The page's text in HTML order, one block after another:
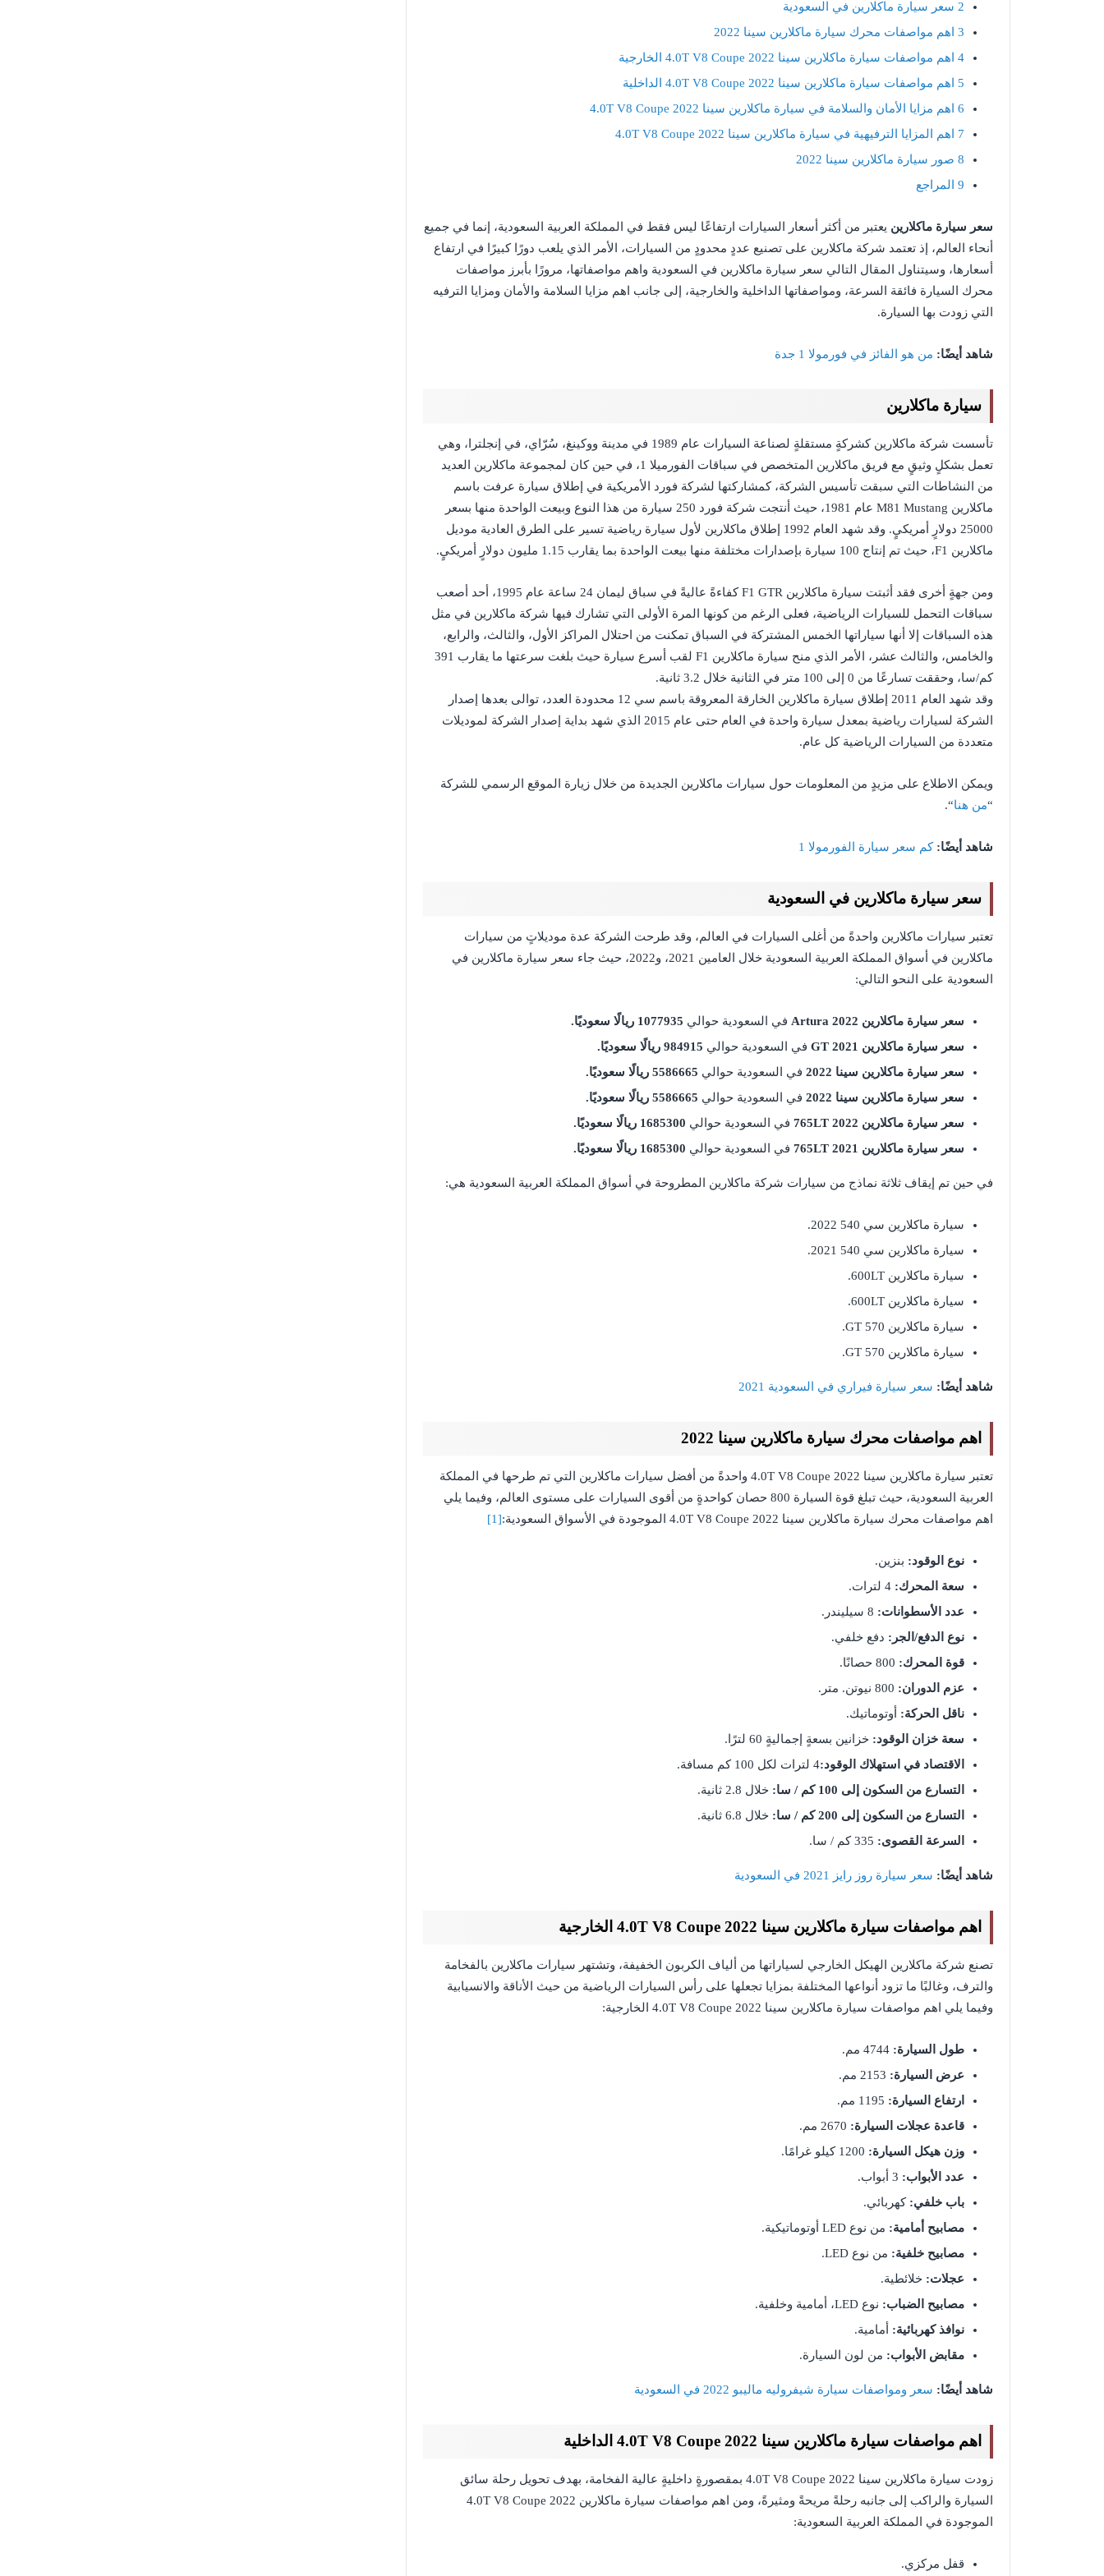
2 سعر سيارة ماكلارين في السعودية
3 اهم مواصفات محرك سيارة ماكلارين سينا 2022
4 اهم مواصفات سيارة ماكلارين سينا 4.0T V8 Coupe 2022 الخارجية
5 اهم مواصفات سيارة ماكلارين سينا 4.0T V8 Coupe 2022 الداخلية
6 اهم مزايا الأمان والسلامة في سيارة ماكلارين سينا 4.0T V8 Coupe 2022
7 اهم المزايا الترفيهية في سيارة ماكلارين سينا 4.0T V8 Coupe 2022
8 صور سيارة ماكلارين سينا 2022
9 المراجع
سعر سيارة ماكلارين يعتبر من أكثر أسعار السيارات ارتفاعًا ليس فقط في المملكة العربية السعودية، إنما في جميع
أنحاء العالم، إذ تعتمد شركة ماكلارين على تصنيع عددٍ محدودٍ من السيارات، الأمر الذي يلعب دورًا كبيرًا في ارتفاع
أسعارها، وسيتناول المقال التالي سعر سيارة ماكلارين في السعودية واهم مواصفاتها، مرورًا بأبرز مواصفات
محرك السيارة فائقة السرعة، ومواصفاتها الداخلية والخارجية، إلى جانب اهم مزايا السلامة والأمان ومزايا الترفيه
التي زودت بها السيارة.
شاهد أيضًا: من هو الفائز في فورمولا 1 جدة
سيارة ماكلارين
تأسست شركة ماكلارين كشركةٍ مستقلةٍ لصناعة السيارات عام 1989 في مدينة ووكينغ، سُرّاي، في إنجلترا، وهي
تعمل بشكلٍ وثيقٍ مع فريق ماكلارين المتخصص في سباقات الفورميلا 1، في حين كان لمجموعة ماكلارين العديد
من النشاطات التي سبقت تأسيس الشركة، كمشاركتها لشركة فورد الأمريكية في إطلاق سيارة عرفت باسم
ماكلارين M81 Mustang عام 1981، حيث أنتجت شركة فورد 250 سيارة من هذا النوع وبيعت الواحدة منها بسعر
25000 دولارٍ أمريكيٍ. وقد شهد العام 1992 إطلاق ماكلارين لأول سيارة رياضية تسير على الطرق العادية موديل
ماكلارين F1، حيث تم إنتاج 100 سيارة بإصدارات مختلفة منها بيعت الواحدة بما يقارب 1.15 مليون دولارٍ أمريكيٍ.
ومن جهةٍ أخرى فقد أثبتت سيارة ماكلارين F1 GTR كفاءةً عاليةً في سباق ليمان 24 ساعة عام 1995، أحد أصعب
سباقات التحمل للسيارات الرياضية، فعلى الرغم من كونها المرة الأولى التي تشارك فيها شركة ماكلارين في مثل
هذه السباقات إلا أنها سياراتها الخمس المشتركة في السباق تمكنت من احتلال المراكز الأول، والثالث، والرابع،
والخامس، والثالث عشر، الأمر الذي منح سيارة ماكلارين F1 لقب أسرع سيارة حيث بلغت سرعتها ما يقارب 391
كم/سا، وحققت تسارعًا من 0 إلى 100 متر في الثانية خلال 3.2 ثانية.
وقد شهد العام 2011 إطلاق سيارة ماكلارين الخارقة المعروقة باسم سي 12 محدودة العدد، توالى بعدها إصدار
الشركة لسيارات رياضية بمعدل سيارة واحدة في العام حتى عام 2015 الذي شهد بداية إصدار الشركة لموديلات
متعددة من السيارات الرياضية كل عام.
ويمكن الاطلاع على مزيدٍ من المعلومات حول سيارات ماكلارين الجديدة من خلال زيارة الموقع الرسمي للشركة
“من هنا“.
شاهد أيضًا:كم سعر سيارة الفورمولا 1
سعر سيارة ماكلارين في السعودية
تعتبر سيارات ماكلارين واحدةً من أغلى السيارات في العالم، وقد طرحت الشركة عدة موديلاتٍ من سيارات
ماكلارين في أسواق المملكة العربية السعودية خلال العامين 2021، و2022، حيث جاء سعر سيارة ماكلارين في
السعودية على النحو التالي:
سعر سيارة ماكلارين Artura 2022 في السعودية حوالي 1077935 ريالًا سعوديًا.
سعر سيارة ماكلارين GT 2021 في السعودية حوالي 984915 ريالًا سعوديًا.
سعر سيارة ماكلارين سينا 2022
في السعودية حوالي 5586665 ريالًا سعوديًا.
سعر سيارة ماكلارين سينا 2022
في السعودية حوالي 5586665 ريالًا سعوديًا.
سعر سيارة ماكلارين 765LT 2022 في السعودية حوالي 1685300 ريالًا سعوديًا.
سعر سيارة ماكلارين 765LT 2021 في السعودية حوالي 1685300 ريالًا سعوديًا.
في حين تم إيقاف ثلاثة نماذج من سيارات شركة ماكلارين المطروحة في أسواق المملكة العربية السعودية هي:
سيارة ماكلارين سي 540 2022.
سيارة ماكلارين سي 540 2021.
سيارة ماكلارين 600LT.
سيارة ماكلارين 600LT.
سيارة ماكلارين GT 570.
سيارة ماكلارين GT 570.
شاهد أيضًا: سعر سيارة فيراري في السعودية 2021
اهم مواصفات محرك سيارة ماكلارين سينا 2022
تعتبر سيارة ماكلارين سينا 4.0T V8 Coupe 2022 واحدةً من أفضل سيارات ماكلارين التي تم طرحها في المملكة
العربية السعودية، حيث تبلغ قوة السيارة 800 حصان كواحدةٍ من أقوى السيارات على مستوى العالم، وفيما يلي
اهم مواصفات محرك سيارة ماكلارين سينا 4.0T V8 Coupe 2022 الموجودة في الأسواق السعودية:
[1]
نوع الوقود: بنزين.
سعة المحرك:
عدد الأسطوانات:
نوع الدفع/الجر: دفع خلفي.
قوة المحرك:
عزم الدوران:
ناقل الحركة: أوتوماتيك.
سعة خزان الوقود: خزانين بسعةٍ إجماليةٍ 60 لترًا.
الاقتصاد في استهلاك الوقود:4 لترات لكل 100 كم مسافة.
التسارع من السكون إلى 100 كم / سا:
خلال 2.8 ثانية.
التسارع من السكون إلى 200 كم / سا:
خلال 6.8 ثانية.
السرعة القصوى:
شاهد أيضًا: سعر سيارة روز رايز 2021 في السعودية
اهم مواصفات سيارة ماكلارين سينا 4.0T V8 Coupe 2022 الخارجية
تصنع شركة ماكلارين الهيكل الخارجي لسياراتها من ألياف الكربون الخفيفة، وتشتهر سيارات ماكلارين بالفخامة
والترف، وغالبًا ما تزود أنواعها المختلفة بمزايا تجعلها على رأس السيارات الرياضية من حيث الأناقة والانسيابية
وفيما يلي اهم مواصفات سيارة ماكلارين سينا 4.0T V8 Coupe 2022 الخارجية:
طول السيارة:
عرض السيارة:
ارتفاع السيارة:
قاعدة عجلات السيارة:
وزن هيكل السيارة:
عدد الأبواب: 3 أبواب.
باب خلفي:كهربائي.
مصابيح أمامية: من نوع LED أوتوماتيكية.
مصابيح خلفية: من نوع LED.
عجلات: خلائطية.
مصابيح الضباب: نوع LED، أمامية وخلفية.
نوافذ كهربائية: أمامية.
مقابض الأبواب: من لون السيارة.
شاهد أيضًا: سعر ومواصفات سيارة شيفروليه ماليبو 2022 في السعودية
اهم مواصفات سيارة ماكلارين سينا 4.0T V8 Coupe 2022 الداخلية
زودت سيارة ماكلارين سينا 4.0T V8 Coupe 2022 بمقصورةٍ داخليةٍ عالية الفخامة، بهدف تحويل رحلة سائق
السيارة والراكب إلى جانبه رحلةً مريحةً ومثيرةً، ومن اهم مواصفات سيارة ماكلارين 4.0T V8 Coupe 2022
الموجودة في المملكة العربية السعودية:
قفل مركزي.